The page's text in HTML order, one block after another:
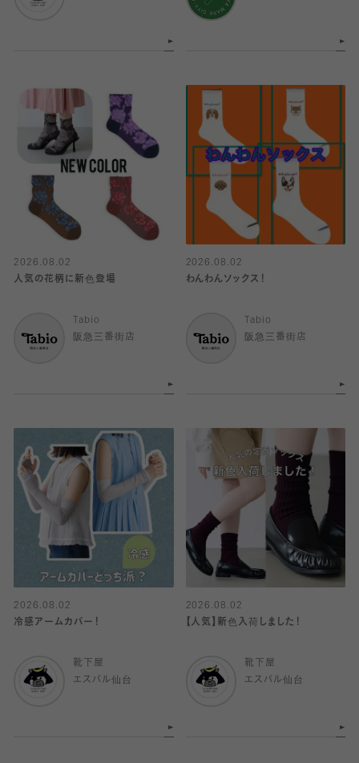
2026.08.02
人気の花柄に新色登場
Tabio
阪急三番街店
2026.08.02
わんわんソックス！
Tabio
阪急三番街店
2026.08.02
冷感アームカバー！
靴下屋
エスパル仙台
2026.08.02
【人気】新色入荷しました！
靴下屋
エスパル仙台